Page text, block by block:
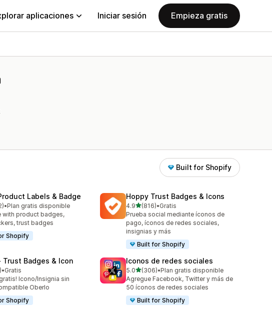
aplicaciones Iniciar sesión Empieza gratis
Built for Shopify
Labels & Badge
en total
•Plan gratis disponible
with product badges,
trust badges
Shopify
Hoppy Trust Badges & Icons
4.9de 5 estrellas
(816)
816 reseñas en total
•Gratis
Prueba social mediante íconos de
pago, íconos de redes sociales,
insignias y más
Built for Shopify
Trust Badges & Icon
en total
•Gratis
Icono/Insignia sin
Oberlo
Shopify
Iconos de redes sociales
5.0de 5 estrellas
(306)
306 reseñas en total
•Plan gratis disponible
Agregue Facebook, Twitter y más de
50 íconos de redes sociales
Built for Shopify